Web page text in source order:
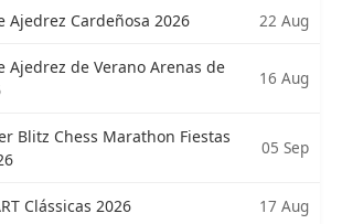
Ajedrez Cardeñosa 2026 22 Aug
Ajedrez de Verano Arenas de
16 Aug
Blitz Chess Marathon Fiestas
05 Sep
Clássicas 2026 17 Aug